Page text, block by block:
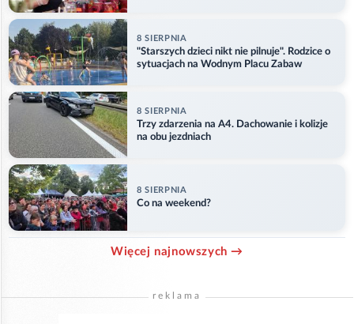
8 SIERPNIA
"Starszych dzieci nikt nie pilnuje". Rodzice o
sytuacjach na Wodnym Placu Zabaw
8 SIERPNIA
Trzy zdarzenia na A4. Dachowanie i kolizje
na obu jezdniach
8 SIERPNIA
Co na weekend?
Więcej najnowszych →
reklama